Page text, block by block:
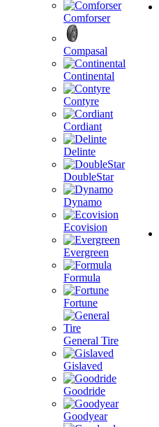
Comforser
Compasal
Continental
Contyre
Cordiant
Delinte
DoubleStar
Dynamo
Ecovision
Evergreen
Formula
Fortune
General Tire
Gislaved
Goodride
Goodyear